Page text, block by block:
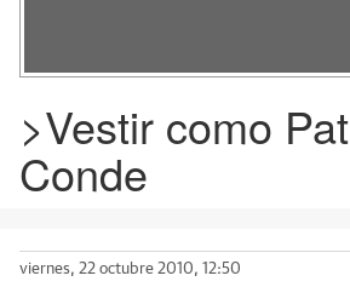
>Vestir como
Conde
viernes, 22 octubre 2010, 12:50